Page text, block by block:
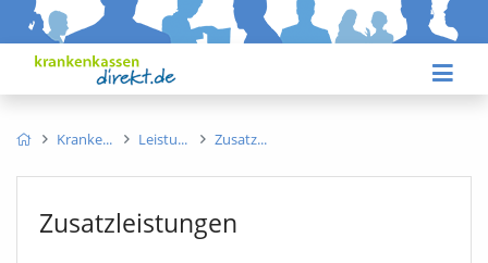
Kranke Leistu Zusatz
Zusatzleistungen